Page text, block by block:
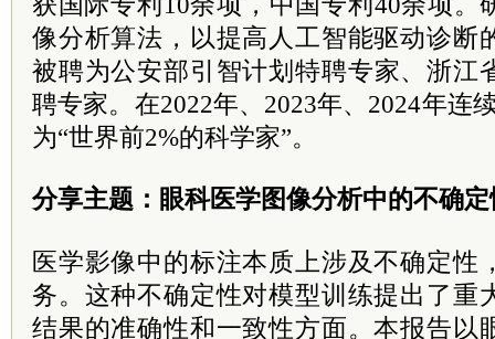
像分析算法，以提高人工智能驱动诊断
被聘为公安部引智计划特聘专家、浙江
聘专家。在2022年、2023年、2024年连
为“世界前2%的科学家”。
分享主题：眼科医学图像分析中的不确
医学影像中的标注本质上涉及不确定性
务。这种不确定性对模型训练提出了重
结果的准确性和一致性方面。本报告以